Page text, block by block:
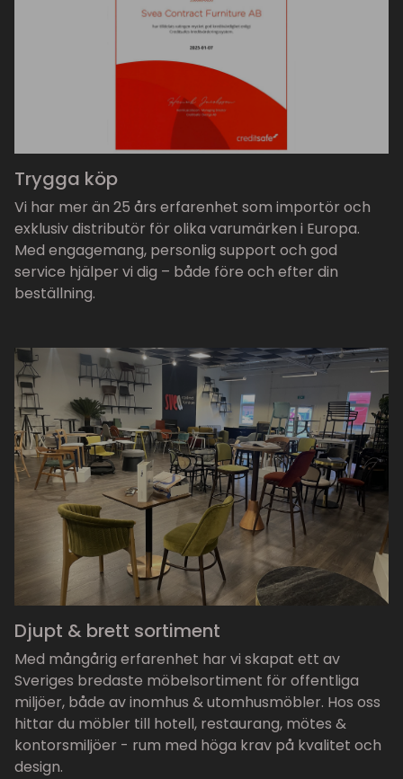
Trygga köp
Vi har mer än 25 års erfarenhet som importör och
exklusiv distributör för olika varumärken i Europa.
Med engagemang, personlig support och god
service hjälper vi dig – både före och efter din
beställning.
Djupt & brett sortiment
Med mångårig erfarenhet har vi skapat ett av
Sveriges bredaste möbelsortiment för offentliga
miljöer, både av inomhus & utomhusmöbler. Hos oss
hittar du möbler till hotell, restaurang, mötes &
kontorsmiljöer - rum med höga krav på kvalitet och
design.